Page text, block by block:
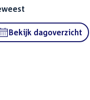
Bekijk dagoverzicht